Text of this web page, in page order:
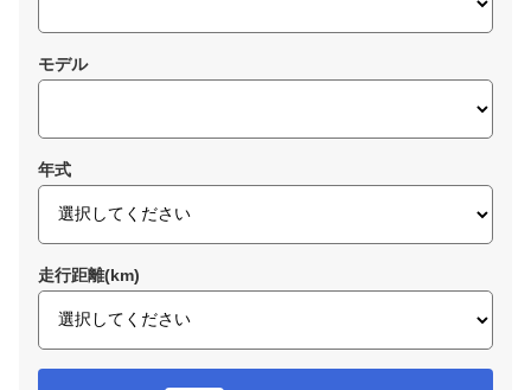
モデル
年式
走行距離(km)